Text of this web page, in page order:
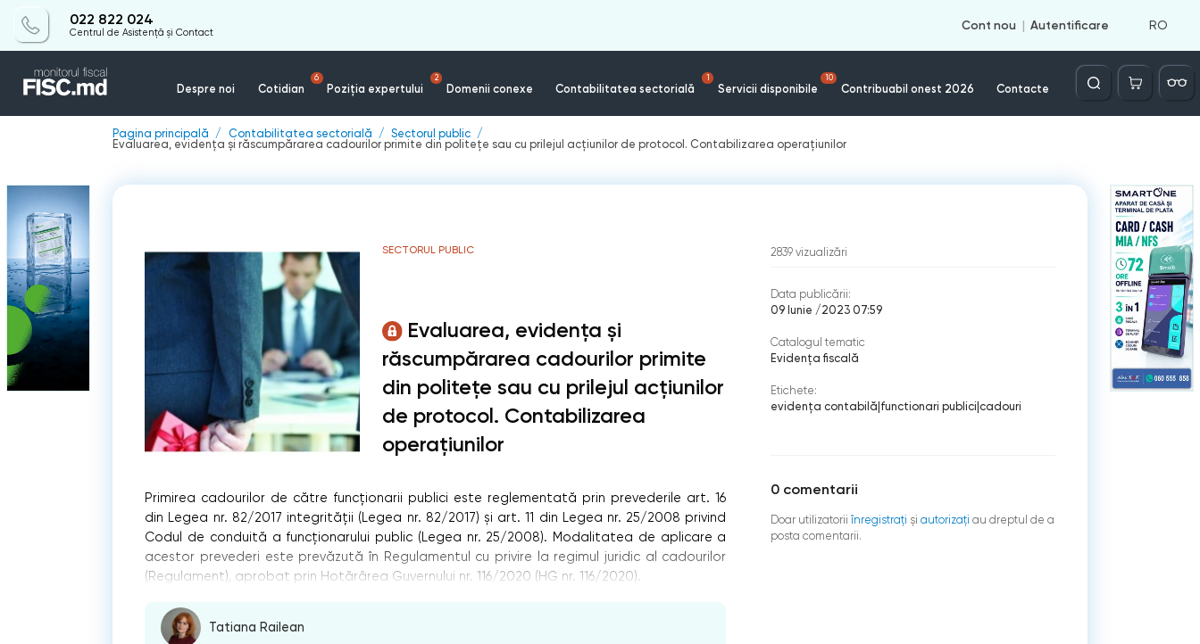
022 822 024
Centrul de Asistență și Contact
Cont nou Autentificare RO
Despre noi Cotidian
6
Poziția expertului
2
Domenii conexe Contabilitatea sectorială
1
Servicii disponibile
10
Contribuabil onest 2026 Contacte
Căutare
Pagina principală Contabilitatea sectorială
Sectorul public
Evaluarea, evidența și răscumpărarea cadourilor primite din politeţe sau cu prilejul acţiunilor de protocol. Contabilizarea operațiunilor
SECTORUL PUBLIC
Evaluarea, evidența și
răscumpărarea cadourilor primite
din politeţe sau cu prilejul acţiunilor
de protocol. Contabilizarea
operațiunilor
Primirea cadourilor de către funcționarii publici este reglementată prin prevederile art. 16
din Legea nr. 82/2017 integrităţii (Legea nr. 82/2017) şi art. 11 din Legea nr. 25/2008 privind
Codul de conduită a funcţionarului public (Legea nr. 25/2008). Modalitatea de aplicare a
acestor prevederi este prevăzută în Regulamentul cu privire la regimul juridic al cadourilor
(Regulament), aprobat prin Hotărârea Guvernului nr. 116/2020 (HG nr. 116/2020).
Tatiana Railean
2839 vizualizări
Data publicării:
09 Iunie /2023 07:59
Catalogul tematic
Evidenţa fiscală
Etichete:
evidenţa contabilă functionari publici cadouri
0 comentarii
Doar utilizatorii înregistraţi şi autorizați au dreptul de a
posta comentarii.